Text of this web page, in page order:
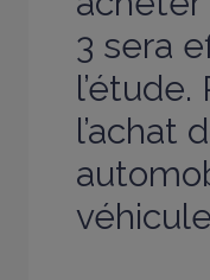
3 sera
l’achat